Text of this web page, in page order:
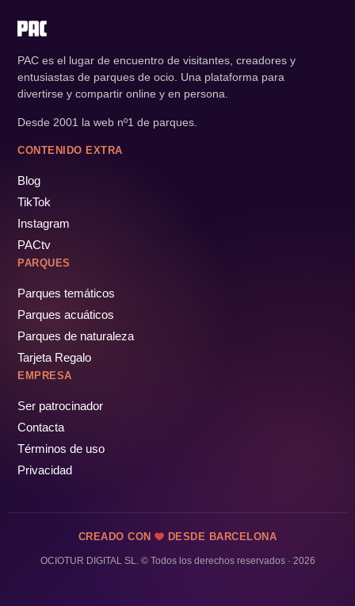
PAC es el lugar de encuentro de visitantes, creadores y
entusiastas de parques de ocio. Una plataforma para
divertirse y compartir online y en persona.
Desde 2001 la web nº1 de parques.
CONTENIDO EXTRA
Blog
TikTok
Instagram
PACtv
PARQUES
Parques temáticos
Parques acuáticos
Parques de naturaleza
Tarjeta Regalo
EMPRESA
Ser patrocinador
Contacta
Términos de uso
Privacidad
CREADO CON DESDE BARCELONA
OCIOTUR DIGITAL SL. © Todos los derechos reservados · 2026